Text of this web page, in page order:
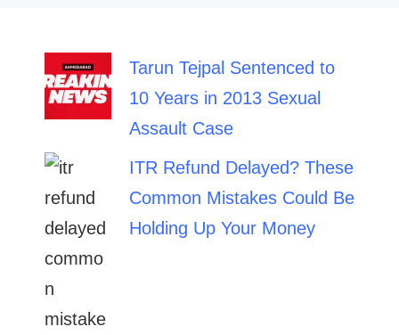
Tarun Tejpal Sentenced to
10 Years in 2013 Sexual
Assault Case
ITR Refund Delayed? These
Common Mistakes Could Be
Holding Up Your Money